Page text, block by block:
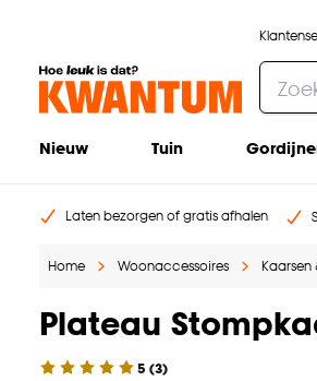
Nieuw Tuin
Laten bezorgen of gratis afhalen
Home Woonaccessoires Kaarsen
Plateau
5 (3)